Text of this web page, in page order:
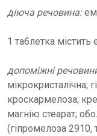
діюча речовина:
1 таблетка
допоміжні
мікрокристалічна;
кроскармелоза;
магнію стеарат;
(гіпромелоза 2910,